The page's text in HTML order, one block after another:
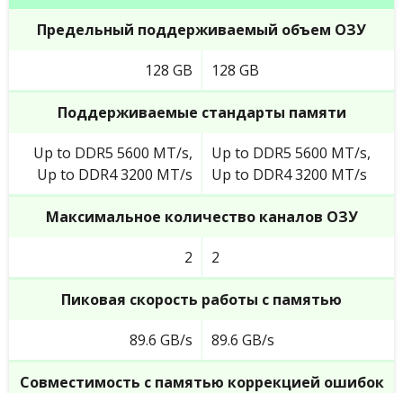
Предельный поддерживаемый объем ОЗУ
128 GB 128 GB
Поддерживаемые стандарты памяти
Up to DDR5 5600 MT/s,
Up to DDR4 3200 MT/s
Up to DDR5 5600 MT/s,
Up to DDR4 3200 MT/s
Максимальное количество каналов ОЗУ
2 2
Пиковая скорость работы с памятью
89.6 GB/s 89.6 GB/s
Совместимость с памятью коррекцией ошибок